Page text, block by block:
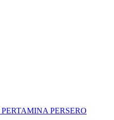
PERTAMINA PERSERO